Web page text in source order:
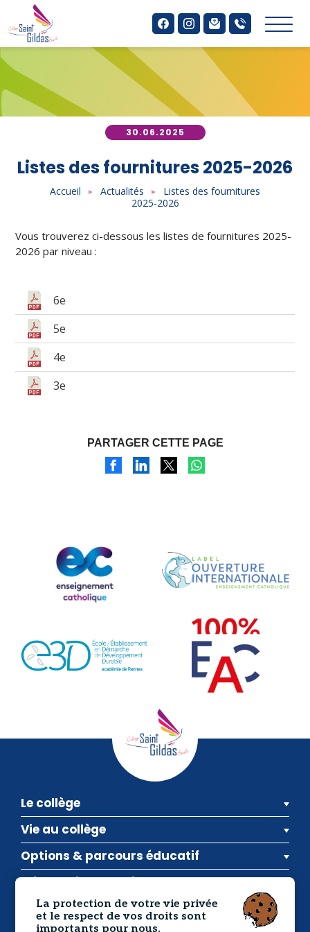
contenu
principal
30.06.2025
Listes des fournitures 2025-2026
Accueil Actualités
Listes des fournitures
2025-2026
Vous trouverez ci-dessous les listes de fournitures 2025-
2026 par niveau :
6e
5e
4e
3e
PARTAGER CETTE PAGE
Le collège
Vie au collège
Options & parcours éducatif
Informations pratiques
Inscriptions Actualités Contact
Panneau de gestion des cookies
La protection de votre vie privée
et le respect de vos droits sont
importants pour nous.